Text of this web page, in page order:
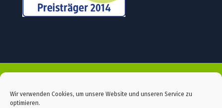
Wir verwenden Cookies, um unsere Website und unseren Service zu
optimieren.
DATENSCHUTZ
IMPRESSUM